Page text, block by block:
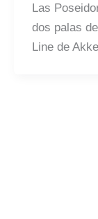
Las
dos palas
Line de